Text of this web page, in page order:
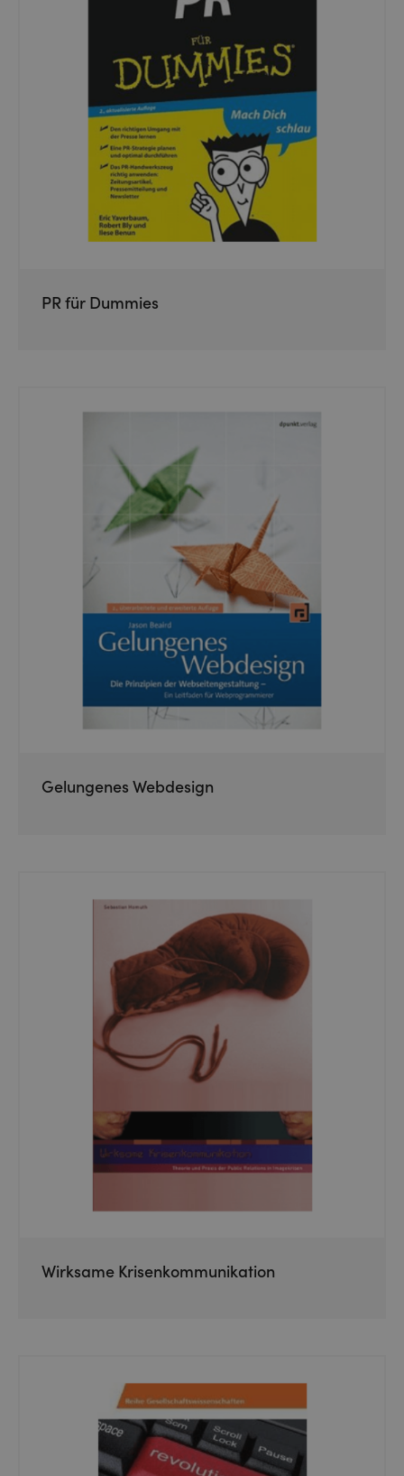
PR für Dummies
Gelungenes Webdesign
Wirksame Krisenkommunikation